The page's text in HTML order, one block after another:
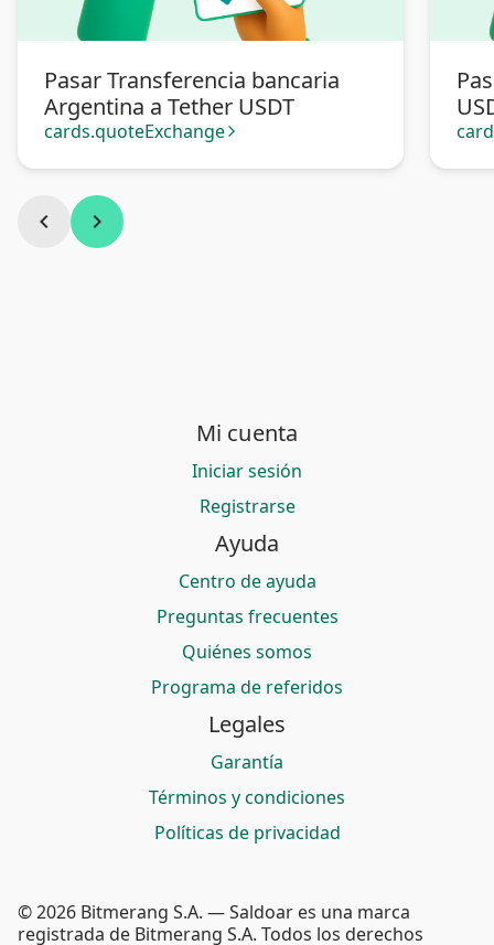
Pasar Transferencia bancaria
Argentina a Tether USDT
cards.quoteExchange arrow_forward_ios
chevron_left chevron_right
Mi cuenta
Iniciar sesión
Registrarse
Ayuda
Centro de ayuda
Preguntas frecuentes
Quiénes somos
Programa de referidos
Legales
Garantía
Términos y condiciones
Políticas de privacidad
© 2026 Bitmerang S.A. — Saldoar es una marca
registrada de Bitmerang S.A. Todos los derechos